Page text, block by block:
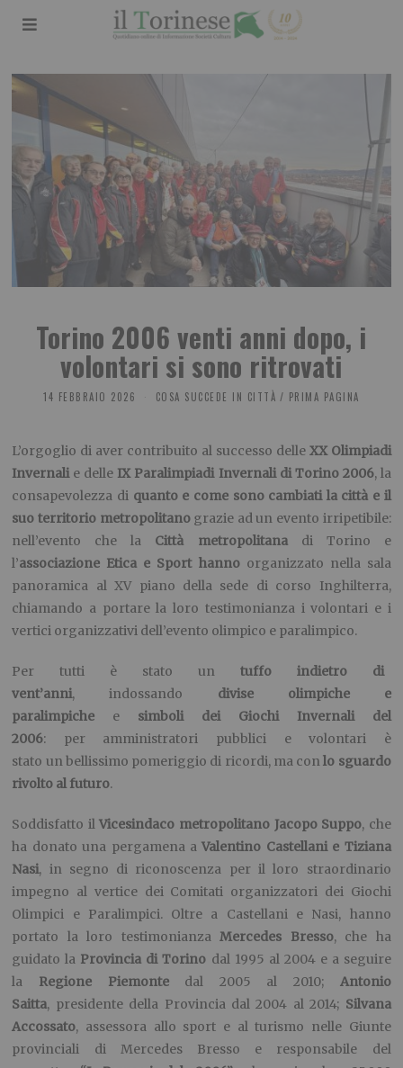
Torino 2006 venti anni dopo, i
volontari si sono ritrovati
14 FEBBRAIO 2026 COSA SUCCEDE IN CITTÀ / PRIMA PAGINA
L’orgoglio di aver contribuito al successo delle XX Olimpiadi
Invernali e delle IX Paralimpiadi Invernali di Torino 2006, la
consapevolezza di quanto e come sono cambiati la città e il
suo territorio metropolitanograzie ad un evento irripetibile:
nell’evento che la Città metropolitana di Torino e
l’associazione Etica e Sport hanno organizzato nella sala
panoramica al XV piano della sede di corso Inghilterra,
chiamando a portare la loro testimonianza i volontari e i
vertici organizzativi dell’evento olimpico e paralimpico.
Per tutti è stato un tuffo indietro di
vent’anni, indossando divise olimpiche e
paralimpiche e simboli dei Giochi Invernali del
2006: per amministratori pubblici e volontari è
stato un bellissimo pomeriggio di ricordi, ma conlo sguardo
rivolto al futuro.
Soddisfatto ilVicesindaco metropolitano Jacopo Suppo, che
ha donato una pergamena aValentino Castellani e Tiziana
Nasi, in segno di riconoscenza per il loro straordinario
impegno al vertice dei Comitati organizzatori dei Giochi
Olimpici e Paralimpici. Oltre a Castellani e Nasi, hanno
portato la loro testimonianzaMercedes Bresso, che ha
guidato la Provincia di Torino dal 1995 al 2004 e a seguire
la Regione Piemonte dal 2005 al 2010; Antonio
Saitta, presidente della Provincia dal 2004 al 2014; Silvana
Accossato, assessora allo sport e al turismo nelle Giunte
provinciali di Mercedes Bresso e responsabile del